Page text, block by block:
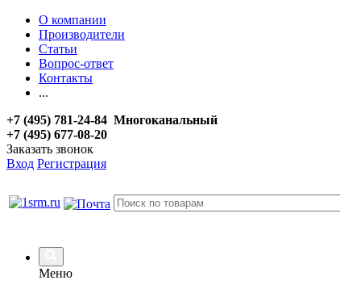
О компании
Производители
Статьи
Вопрос-ответ
Контакты
...
+7 (495) 781-24-84 Многоканальный
+7 (495) 677-08-20
Заказать звонок
Вход Регистрация
Меню